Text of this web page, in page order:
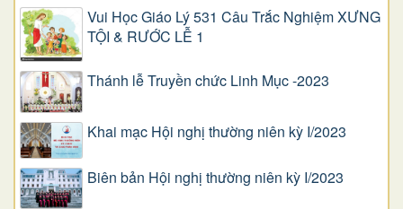
Vui Học Giáo Lý 531 Câu Trắc Nghiệm XƯNG
TỘI & RƯỚC LỄ 1
Thánh lễ Truyền chức Linh Mục -2023
Khai mạc Hội nghị thường niên kỳ I/2023
Biên bản Hội nghị thường niên kỳ I/2023